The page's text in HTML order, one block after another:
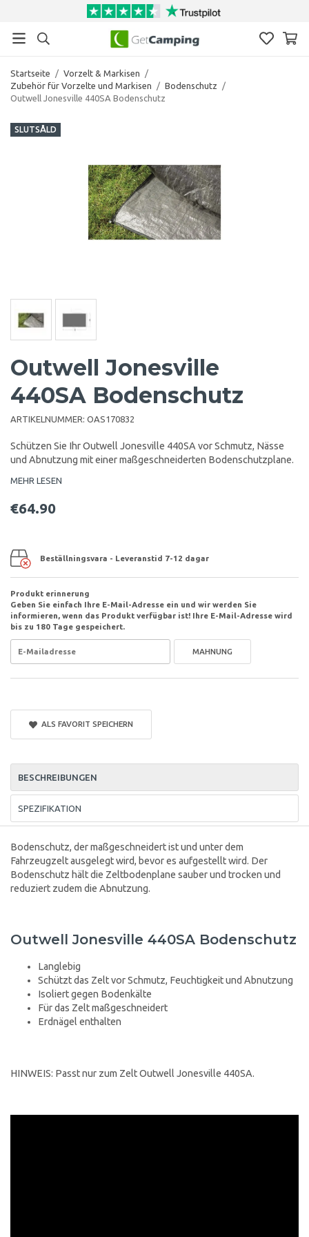
Startseite / Vorzelt & Markisen
/
Zubehör für Vorzelte und Markisen
/ Bodenschutz
/
Outwell Jonesville 440SA Bodenschutz
SLUTSÅLD
Outwell Jonesville
440SA Bodenschutz
ARTIKELNUMMER: OAS170832
Schützen Sie Ihr Outwell Jonesville 440SA vor Schmutz, Nässe
und Abnutzung mit einer maßgeschneiderten Bodenschutzplane.
MEHR LESEN
€64.90
Beställningsvara - Leveranstid 7-12 dagar
Produkt erinnerung
Geben Sie einfach Ihre E-Mail-Adresse ein und wir werden Sie
informieren, wenn das Produkt verfügbar ist! Ihre E-Mail-Adresse wird
bis zu 180 Tage gespeichert.
MAHNUNG
ALS FAVORIT SPEICHERN
BESCHREIBUNGEN
SPEZIFIKATION
Bodenschutz, der maßgeschneidert ist und unter dem
Fahrzeugzelt ausgelegt wird, bevor es aufgestellt wird. Der
Bodenschutz hält die Zeltbodenplane sauber und trocken und
reduziert zudem die Abnutzung.
Outwell Jonesville 440SA Bodenschutz
Langlebig
Schützt das Zelt vor Schmutz, Feuchtigkeit und Abnutzung
Isoliert gegen Bodenkälte
Für das Zelt maßgeschneidert
Erdnägel enthalten
HINWEIS: Passt nur zum Zelt Outwell Jonesville 440SA.